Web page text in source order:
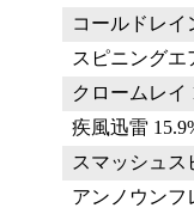
コールドレイ
スピニングエ
クロームレイ
疾風迅雷
スマッシュス
アンノウンフ